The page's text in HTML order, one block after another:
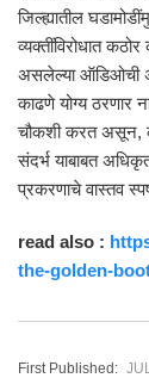
जिल्ह्यातील
व्यक्तींविरोधात
असलेल्या ऑडिओची
काढणे योग्य ठरणार
चौकशी करत असून,
संदर्भ याबाबत
प्रकरणाचे वास्तव
read also :
the-golden-
First Published: